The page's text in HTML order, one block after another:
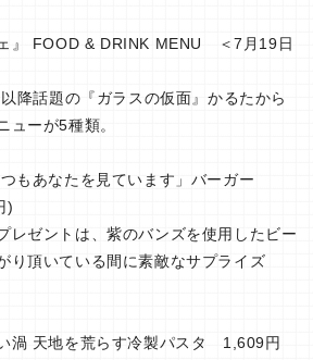
』 FOOD & DRINK MENU ＜7月19日
降話題の『ガラスの仮面』かるたから
ューが5種類。
つもあなたを見ています」バーガー
)
レゼントは、紫のバンズを使用したビー
り頂いている間に素敵なサプライズ
渦 天地を荒らす冷製パスタ 1,609円